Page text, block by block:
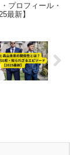
プロフィール・
最新】